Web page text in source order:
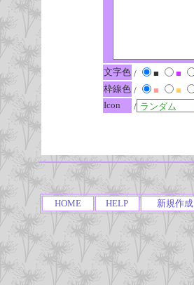
文字色 / ■ ■
枠線色 / ■ ■
Icon
/
HOME HELP 新規作成